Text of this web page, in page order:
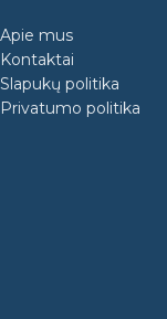
Apie mus
Kontaktai
Slapukų politika
Privatumo politika